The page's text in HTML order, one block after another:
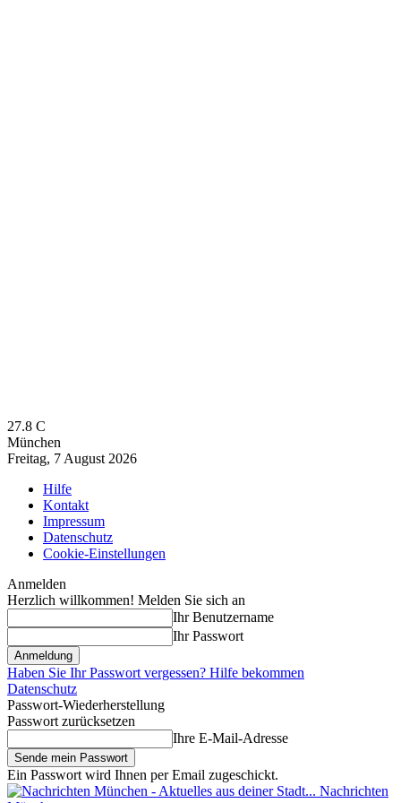
27.8 C
München
Freitag, 7 August 2026
Hilfe
Kontakt
Impressum
Datenschutz
Cookie-Einstellungen
Anmelden
Herzlich willkommen! Melden Sie sich an
Ihr Benutzername
Ihr Passwort
Haben Sie Ihr Passwort vergessen? Hilfe bekommen
Datenschutz
Passwort-Wiederherstellung
Passwort zurücksetzen
Ihre E-Mail-Adresse
Ein Passwort wird Ihnen per Email zugeschickt.
Nachrichten